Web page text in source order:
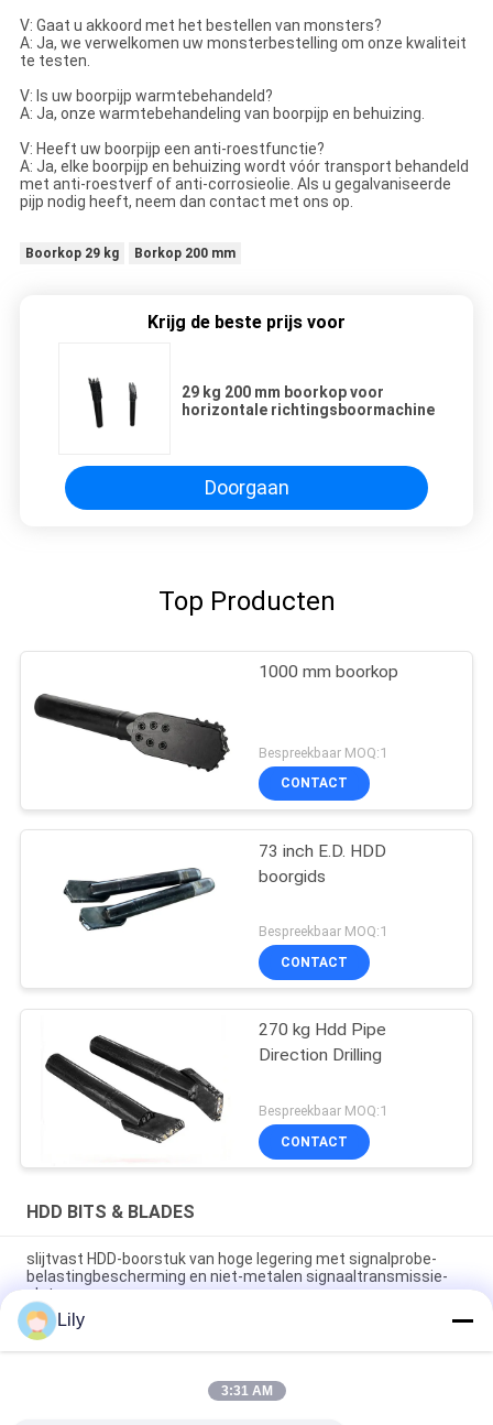
V: Gaat u akkoord met het bestellen van monsters?
A: Ja, we verwelkomen uw monsterbestelling om onze kwaliteit
te testen.
V: Is uw boorpijp warmtebehandeld?
A: Ja, onze warmtebehandeling van boorpijp en behuizing.
V: Heeft uw boorpijp een anti-roestfunctie?
A: Ja, elke boorpijp en behuizing wordt vóór transport behandeld
met anti-roestverf of anti-corrosieolie. Als u gegalvaniseerde
pijp nodig heeft, neem dan contact met ons op.
Boorkop 29 kg Borkop 200 mm
Krijg de beste prijs voor
29 kg 200 mm boorkop voor
horizontale richtingsboormachine
Doorgaan
Top Producten
1000 mm boorkop
Bespreekbaar MOQ:1
CONTACT
73 inch E.D. HDD
boorgids
Bespreekbaar MOQ:1
CONTACT
270 kg Hdd Pipe
Direction Drilling
Bespreekbaar MOQ:1
CONTACT
HDD BITS & BLADES
slijtvast HDD-boorstuk van hoge legering met signalprobe-
belastingbescherming en niet-metalen signaaltransmissie-
slot
17 kg zwart Buitendeurs Hdd Boorstukken Pilot 200 mm Voor
bouwwerkzaamheden
200mm 168mm ED. Pilotgeleider Harde Compacte HDD
Lily
3:31 AM